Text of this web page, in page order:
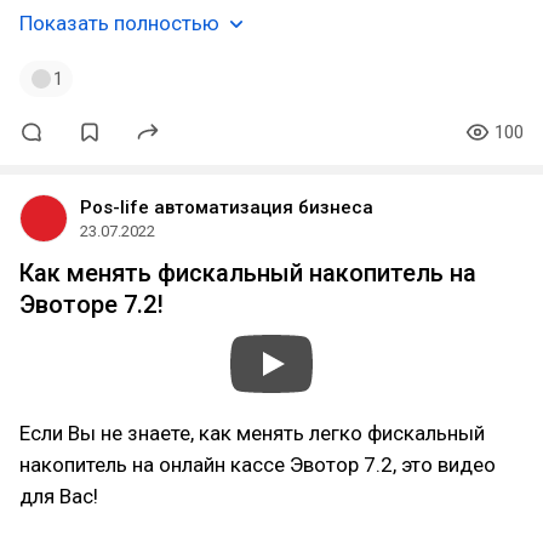
Показать полностью
1
100
Pos-life автоматизация бизнеса
23.07.2022
Как менять фискальный накопитель на
Эвоторе 7.2!
Если Вы не знаете, как менять легко фискальный
накопитель на онлайн кассе Эвотор 7.2, это видео
для Вас!